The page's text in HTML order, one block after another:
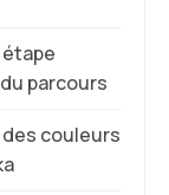
parcours
couleurs